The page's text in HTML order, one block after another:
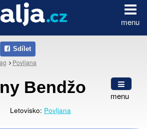
menu
Sdílet
Povljana
menu
Bendžo
Letovisko: Povljana